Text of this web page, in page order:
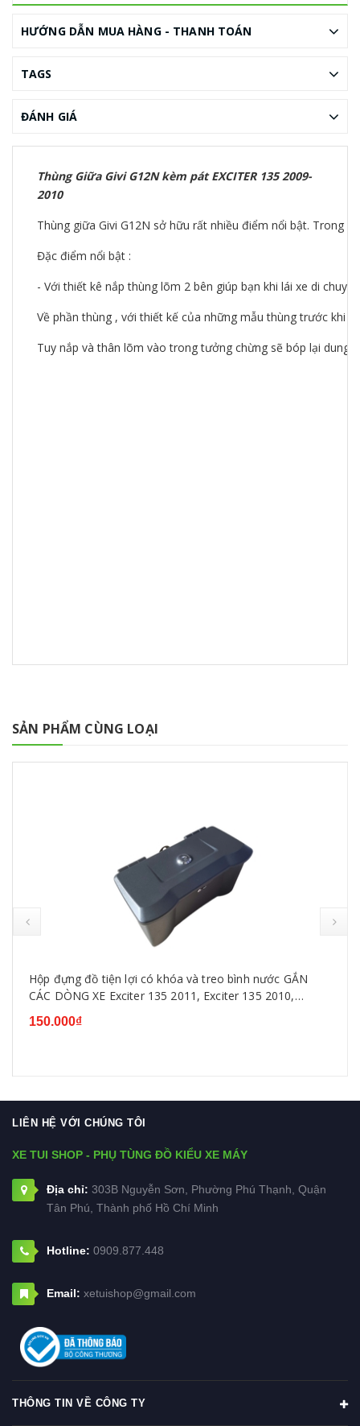
HƯỚNG DẪN MUA HÀNG - THANH TOÁN
TAGS
ĐÁNH GIÁ
Thùng Giữa Givi G12N kèm pát EXCITER 135 2009-
2010
Thùng giữa Givi G12N sở hữu rất nhiều điểm nổi bật. Trong
Đặc điểm nổi bật :
- Với thiết kê nắp thùng lõm 2 bên giúp bạn khi lái xe di
Về phần thùng , với thiết kế của những mẫu thùng trước khi
Tuy nắp và thân lõm vào trong tưởng chừng sẽ bóp lại dung
SẢN PHẨM CÙNG LOẠI
Hộp đựng đồ tiện lợi có khóa và treo bình nước GẮN
CÁC DÒNG XE Exciter 135 2011, Exciter 135 2010,
Exciter 150,WINNER ,SIRIUS, WAVE...
150.000₫
LIÊN HỆ VỚI CHÚNG TÔI
XE TUI SHOP - PHỤ TÙNG ĐỒ KIỂU XE MÁY
Địa chỉ: 303B Nguyễn Sơn, Phường Phú Thạnh, Quận
Tân Phú, Thành phố Hồ Chí Minh
Hotline: 0909.877.448
Email: xetuishop@gmail.com
THÔNG TIN VỀ CÔNG TY